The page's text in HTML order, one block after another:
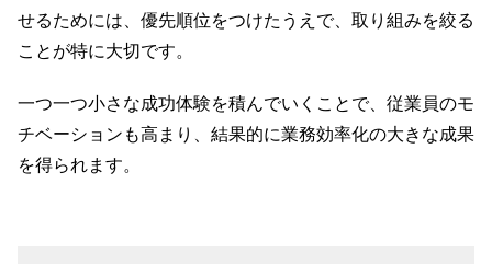
せるためには、優先順位をつけたうえで、取り組みを絞る
ことが特に大切です。
一つ一つ小さな成功体験を積んでいくことで、従業員のモ
チベーションも高まり、結果的に業務効率化の大きな成果
を得られます。